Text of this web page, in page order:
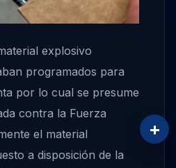
explosivo
programados para
por lo cual se presume
contra la Fuerza
el material
a disposición de la
+